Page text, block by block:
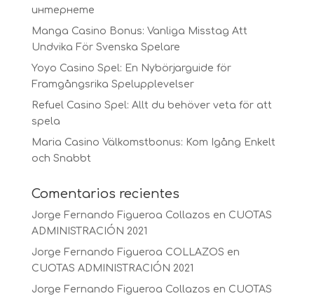
интернете
Manga Casino Bonus: Vanliga Misstag Att
Undvika För Svenska Spelare
Yoyo Casino Spel: En Nybörjarguide för
Framgångsrika Spelupplevelser
Refuel Casino Spel: Allt du behöver veta för att
spela
Maria Casino Välkomstbonus: Kom Igång Enkelt
och Snabbt
Comentarios recientes
Jorge Fernando Figueroa Collazos en CUOTAS
ADMINISTRACIÓN 2021
Jorge Fernando Figueroa COLLAZOS en
CUOTAS ADMINISTRACIÓN 2021
Jorge Fernando Figueroa Collazos en CUOTAS